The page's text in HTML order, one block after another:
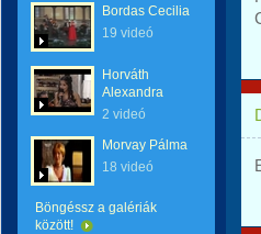
Bordas Cecilia
19 videó
Horváth
Alexandra
2 videó
Morvay Pálma
18 videó
Böngéssz a galériák
között!